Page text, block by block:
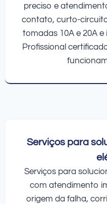
preciso e
contato, curto-
tomadas 10A e 20A
Profissional
Serviços para
Serviços para
com atendimento
origem da falha,